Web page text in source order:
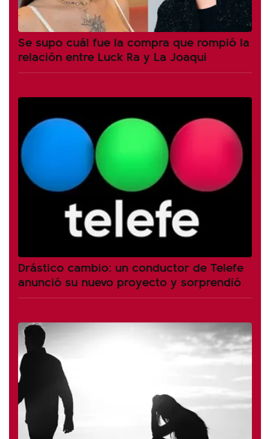
Se supo cuál fue la compra que rompió la
relación entre Luck Ra y La Joaqui
Drástico cambio: un conductor de Telefe
anunció su nuevo proyecto y sorprendió